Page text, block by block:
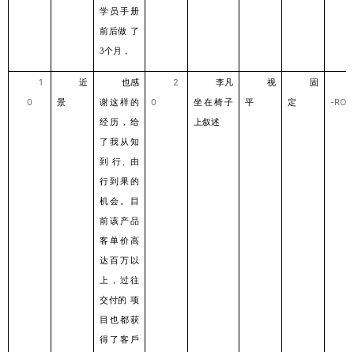
学员⼿册
前后做 了
3个⽉，
1
0
近
景
也感
谢这样的
经历，给
了我从知
到 ⾏、由
⾏到果的
机会。⽬
前该产品
客单价⾼
达百万以
上，过往
交付的 项
⽬也都获
得了客⼾
2
0
李凡
坐在椅⼦
上叙述
视
平
固
定
-